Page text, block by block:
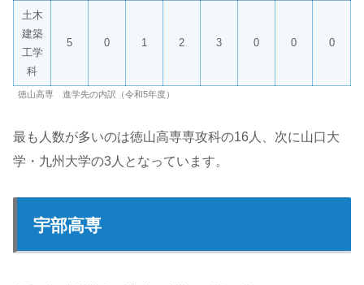
土木
建築
工学
科
5 0 1 2 3 0 0 0
徳山高専 進学先の内訳（令和5年度）
最も人数が多いのは徳山高専専攻科の16人、次に山口大
学・九州大学の3人となっています。
宇部高専